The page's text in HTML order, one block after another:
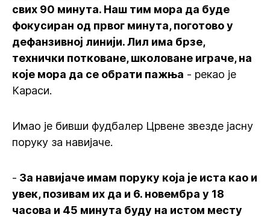
свих 90 минута. Наш тим мора да буде
фокусиран од првог минута, поготово у
дефанзивној линији. Лил има брзе,
технички потковане, школоване играче, на
које мора да се обрати пажња - рекао је
Караси.
Имао је бивши фудбалер Црвене звезде јасну
поруку за навијаче.
- За навијаче имам поруку која је иста као и
увек, позивам их да и 6. новембра у 18
часова и 45 минута буду на истом месту